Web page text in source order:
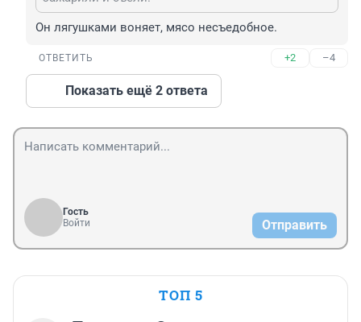
Он лягушками воняет, мясо несъедобное.
ОТВЕТИТЬ +2 –4
Показать ещё 2 ответа
Гость
Войти
Отправить
ТОП 5